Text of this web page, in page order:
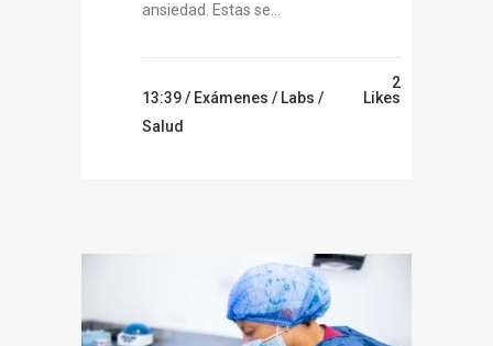
ansiedad. Estas se...
13:39 / Exámenes / Labs /
Salud
2
Likes